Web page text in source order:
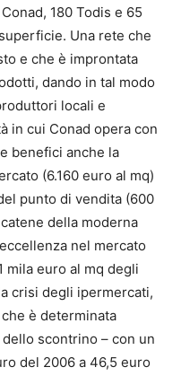
180 Todis e 65
Una rete che
e che è improntata
dando in tal modo
locali e
in cui Conad opera con
benefici anche la
(6.160 euro al mq)
punto di vendita (600
della moderna
nel mercato
mila euro al mq degli
crisi degli ipermercati,
è determinata
scontrino – con un
del 2006 a 46,5 euro